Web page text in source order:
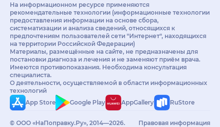
На информационном ресурсе применяются
рекомендательные технологии (информационные технологии
предоставления информации на основе сбора,
систематизации и анализа сведений, относящихся к
предпочтениям пользователей сети "Интернет", находящихся
на территории Российской Федерации)
Материалы, размещённые на сайте, не предназначены для
постановки диагноза и лечения и не заменяют приём врача.
Имеются противопоказания. Необходима консультация
специалиста.
О деятельности, осуществляемой в области информационных
технологий
App Store
Google Play AppGallery RuStore
© ООО «НаПоправку.Ру», 2014—2026.
Правовая информация